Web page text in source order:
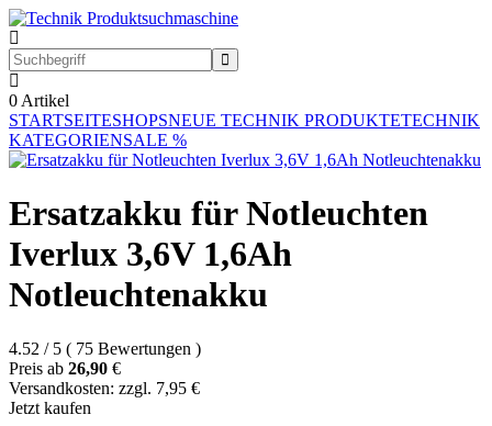
0 Artikel
STARTSEITESHOPSNEUE TECHNIK PRODUKTETECHNIK
KATEGORIENSALE %
Ersatzakku für Notleuchten
Iverlux 3,6V 1,6Ah
Notleuchtenakku
4.52 / 5 ( 75 Bewertungen )
Preis ab 26,90 €
Versandkosten: zzgl. 7,95 €
Jetzt kaufen